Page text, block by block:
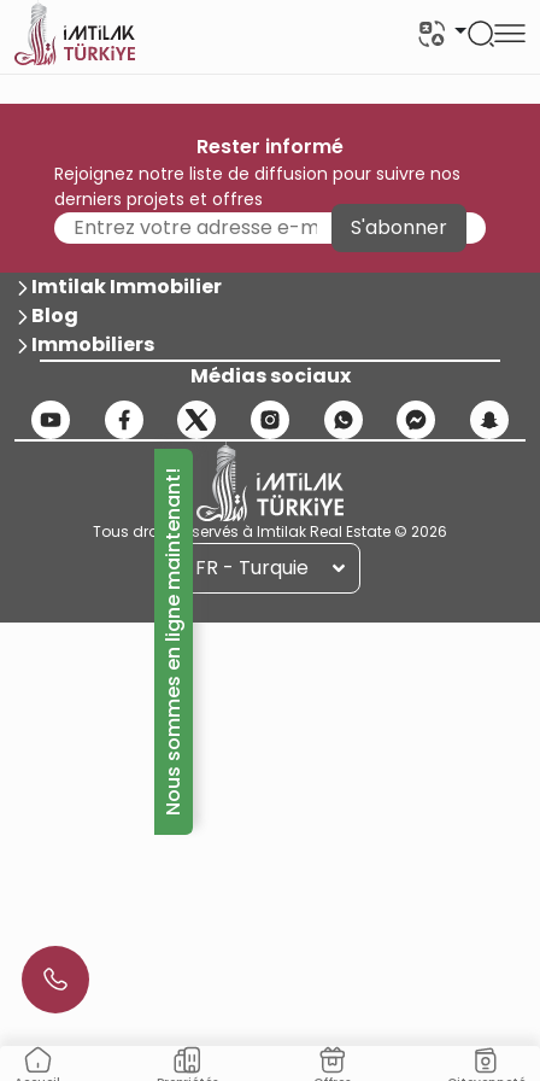
Rester informé
Rejoignez notre liste de diffusion pour suivre nos
derniers projets et offres
S'abonner
Imtilak Immobilier
Blog
Immobiliers
Médias sociaux
Tous droits réservés à Imtilak Real Estate © 2026
FR - Turquie
Nous sommes en ligne maintenant!